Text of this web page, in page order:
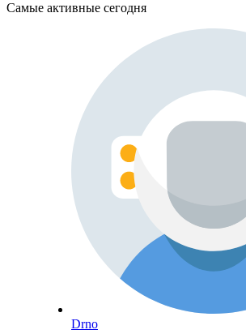
Самые активные сегодня
Drno